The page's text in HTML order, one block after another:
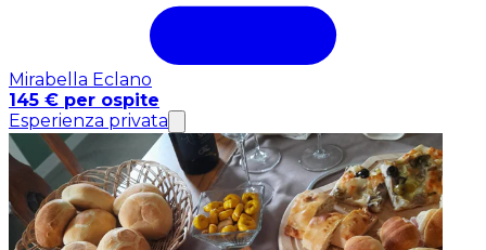
Mirabella Eclano
145 € per ospite
Esperienza privata